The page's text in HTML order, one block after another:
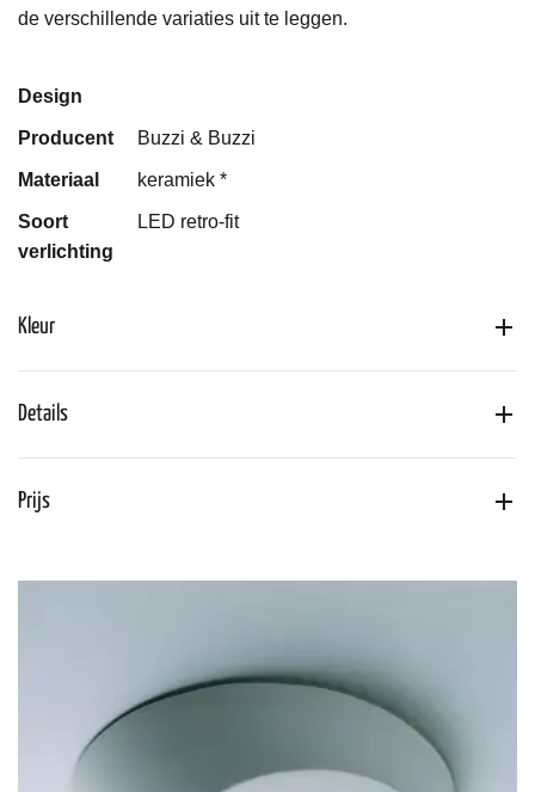
de verschillende variaties uit te leggen.
Design
Producent Buzzi & Buzzi
Materiaal keramiek *
Soort
verlichting
LED retro-fit
Kleur
Details
Prijs